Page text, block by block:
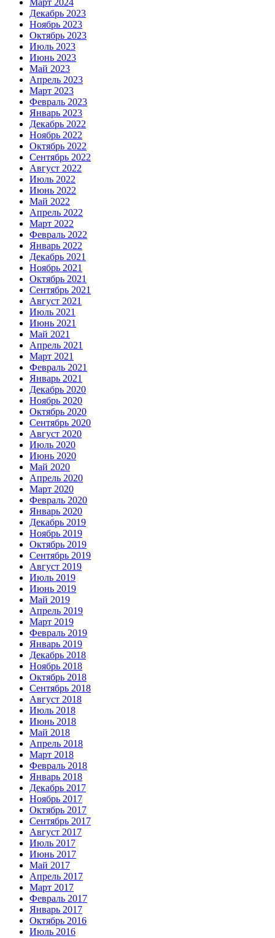
Март 2024
Декабрь 2023
Ноябрь 2023
Октябрь 2023
Июль 2023
Июнь 2023
Май 2023
Апрель 2023
Март 2023
Февраль 2023
Январь 2023
Декабрь 2022
Ноябрь 2022
Октябрь 2022
Сентябрь 2022
Август 2022
Июль 2022
Июнь 2022
Май 2022
Апрель 2022
Март 2022
Февраль 2022
Январь 2022
Декабрь 2021
Ноябрь 2021
Октябрь 2021
Сентябрь 2021
Август 2021
Июль 2021
Июнь 2021
Май 2021
Апрель 2021
Март 2021
Февраль 2021
Январь 2021
Декабрь 2020
Ноябрь 2020
Октябрь 2020
Сентябрь 2020
Август 2020
Июль 2020
Июнь 2020
Май 2020
Апрель 2020
Март 2020
Февраль 2020
Январь 2020
Декабрь 2019
Ноябрь 2019
Октябрь 2019
Сентябрь 2019
Август 2019
Июль 2019
Июнь 2019
Май 2019
Апрель 2019
Март 2019
Февраль 2019
Январь 2019
Декабрь 2018
Ноябрь 2018
Октябрь 2018
Сентябрь 2018
Август 2018
Июль 2018
Июнь 2018
Май 2018
Апрель 2018
Март 2018
Февраль 2018
Январь 2018
Декабрь 2017
Ноябрь 2017
Октябрь 2017
Сентябрь 2017
Август 2017
Июль 2017
Июнь 2017
Май 2017
Апрель 2017
Март 2017
Февраль 2017
Январь 2017
Октябрь 2016
Июль 2016